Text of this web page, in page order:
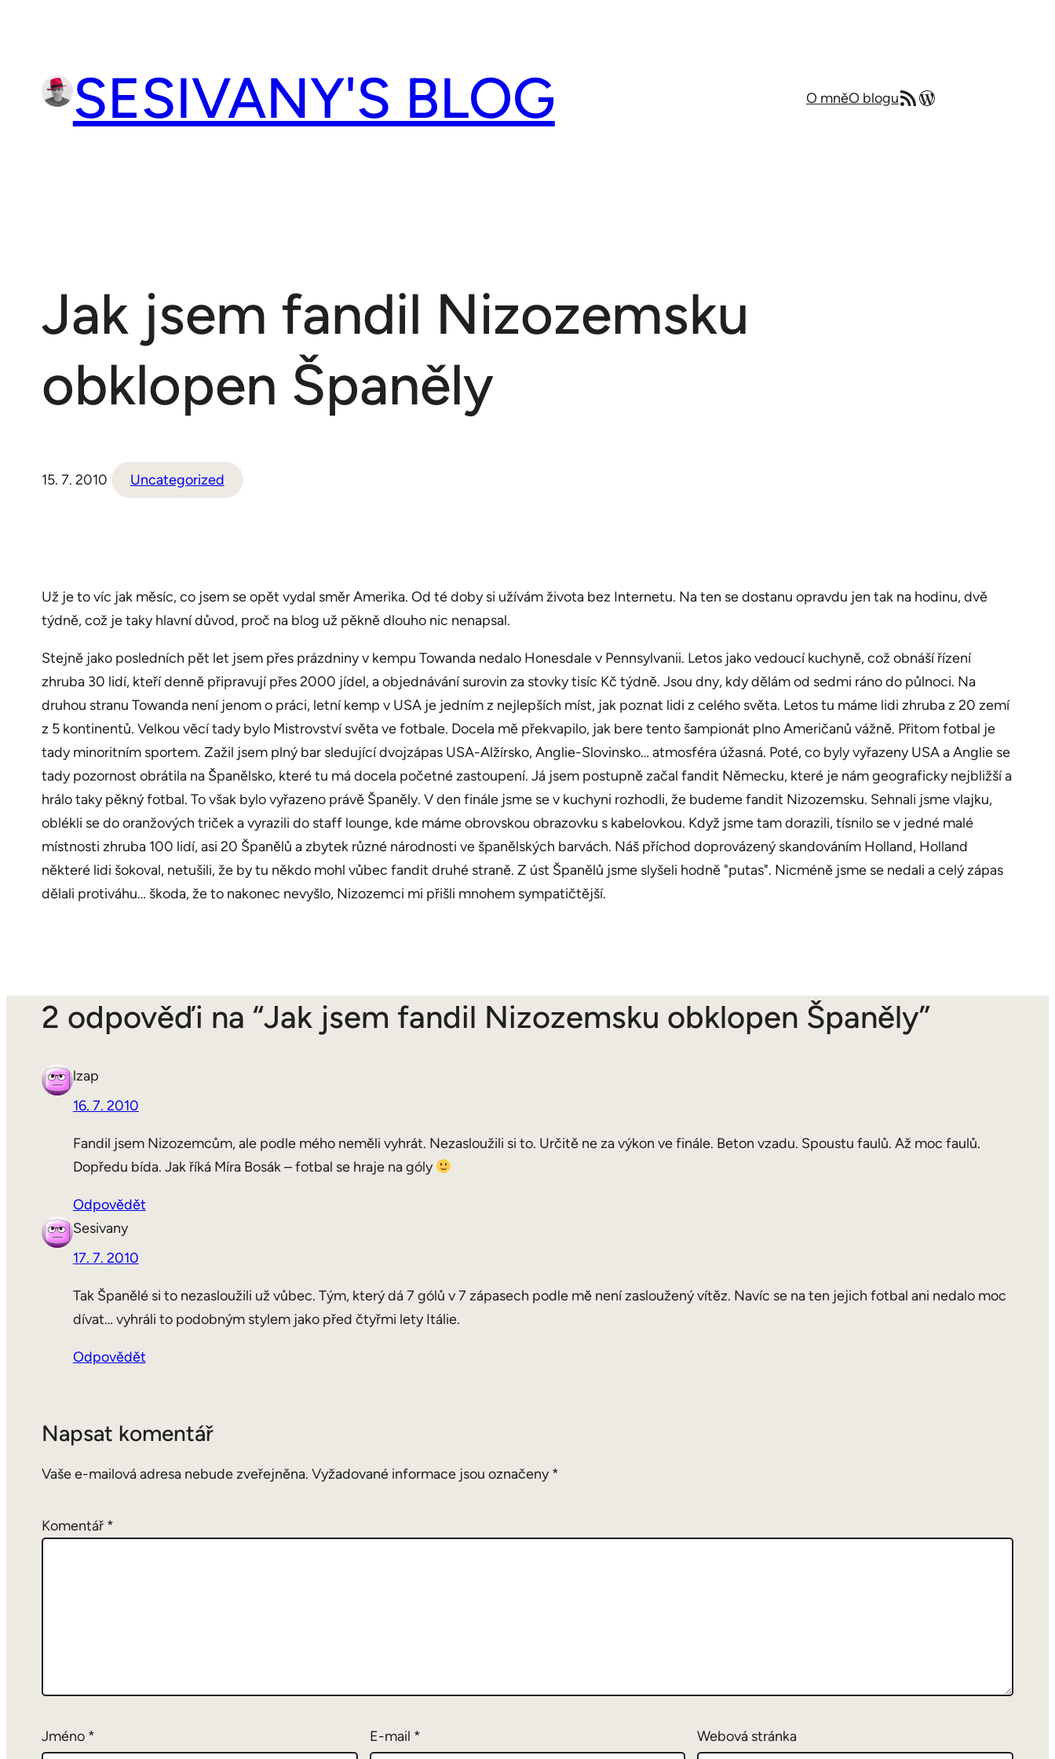
SESIVANY'S BLOG O mněO bloguRSS zdrojMůj blog v angličtině
Jak jsem fandil Nizozemsku
obklopen Španěly
15. 7. 2010 Uncategorized
Už je to víc jak měsíc, co jsem se opět vydal směr Amerika. Od té doby si užívám života bez Internetu. Na ten se dostanu opravdu jen tak na hodinu, dvě
týdně, což je taky hlavní důvod, proč na blog už pěkně dlouho nic nenapsal.
Stejně jako posledních pět let jsem přes prázdniny v kempu Towanda nedalo Honesdale v Pennsylvanii. Letos jako vedoucí kuchyně, což obnáší řízení
zhruba 30 lidí, kteří denně připravují přes 2000 jídel, a objednávání surovin za stovky tisíc Kč týdně. Jsou dny, kdy dělám od sedmi ráno do půlnoci. Na
druhou stranu Towanda není jenom o práci, letní kemp v USA je jedním z nejlepších míst, jak poznat lidi z celého světa. Letos tu máme lidi zhruba z 20 zemí
z 5 kontinentů. Velkou věcí tady bylo Mistrovství světa ve fotbale. Docela mě překvapilo, jak bere tento šampionát plno Američanů vážně. Přitom fotbal je
tady minoritním sportem. Zažil jsem plný bar sledující dvojzápas USA-Alžírsko, Anglie-Slovinsko… atmosféra úžasná. Poté, co byly vyřazeny USA a Anglie se
tady pozornost obrátila na Španělsko, které tu má docela početné zastoupení. Já jsem postupně začal fandit Německu, které je nám geograficky nejbližší a
hrálo taky pěkný fotbal. To však bylo vyřazeno právě Španěly. V den finále jsme se v kuchyni rozhodli, že budeme fandit Nizozemsku. Sehnali jsme vlajku,
oblékli se do oranžových triček a vyrazili do staff lounge, kde máme obrovskou obrazovku s kabelovkou. Když jsme tam dorazili, tísnilo se v jedné malé
místnosti zhruba 100 lidí, asi 20 Španělů a zbytek různé národnosti ve španělských barvách. Náš příchod doprovázený skandováním Holland, Holland
některé lidi šokoval, netušili, že by tu někdo mohl vůbec fandit druhé straně. Z úst Španělů jsme slyšeli hodně "putas". Nicméně jsme se nedali a celý zápas
dělali protiváhu… škoda, že to nakonec nevyšlo, Nizozemci mi přišli mnohem sympatičtější.
2 odpověďi na “Jak jsem fandil Nizozemsku obklopen Španěly”
lzap
16. 7. 2010
Fandil jsem Nizozemcům, ale podle mého neměli vyhrát. Nezasloužili si to. Určitě ne za výkon ve finále. Beton vzadu. Spoustu faulů. Až moc faulů.
Dopředu bída. Jak říká Míra Bosák – fotbal se hraje na góly
Odpovědět
Sesivany
17. 7. 2010
Tak Španělé si to nezasloužili už vůbec. Tým, který dá 7 gólů v 7 zápasech podle mě není zasloužený vítěz. Navíc se na ten jejich fotbal ani nedalo moc
dívat… vyhráli to podobným stylem jako před čtyřmi lety Itálie.
Odpovědět
Napsat komentář
Vaše e-mailová adresa nebude zveřejněna. Vyžadované informace jsou označeny*
Komentář *
Jméno * E-mail * Webová stránka